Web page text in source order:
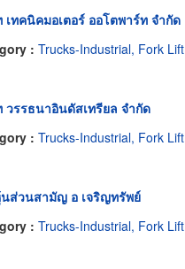
เทคนิคมอเตอร์ ออโตพาร์ท จำกัด
: Trucks-Industrial, Fork Lift
วรรธนาอินดัสเทรียล จำกัด
: Trucks-Industrial, Fork Lift
ส่วนสามัญ อ เจริญทรัพย์
: Trucks-Industrial, Fork Lift